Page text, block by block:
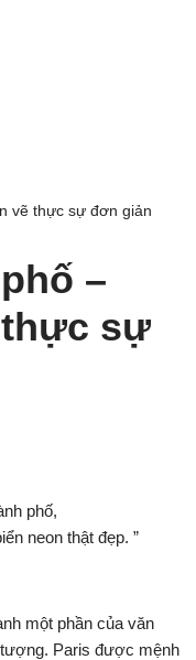
vẽ thực sự đơn giản
–
sự
phố,
neon thật đẹp. ”
một phần của văn
tượng. Paris được mệnh